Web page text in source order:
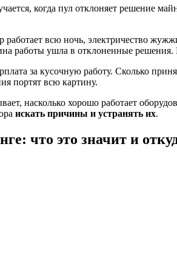
когда пул отклоняет решение
всю ночь, электричество
работы ушла в отклоненные решения.
за кусочную работу. Сколько
портят всю картину.
насколько хорошо работает
искать причины и устранять их.
что это значит и